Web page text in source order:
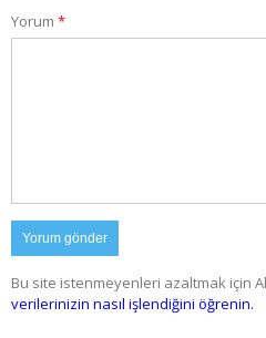
Yorum *
Bu site istenmeyenleri azaltmak için
verilerinizin nasıl işlendiğini öğrenin.